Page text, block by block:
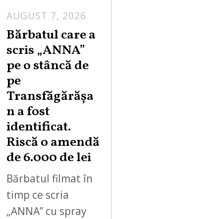
AUGUST 7, 2026
Bărbatul care a
scris „ANNA”
pe o stâncă de
pe
Transfăgărășa
n a fost
identificat.
Riscă o amendă
de 6.000 de lei
Bărbatul filmat în
timp ce scria
„ANNA” cu spray